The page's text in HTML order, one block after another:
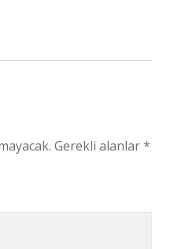
Gerekli alanlar*